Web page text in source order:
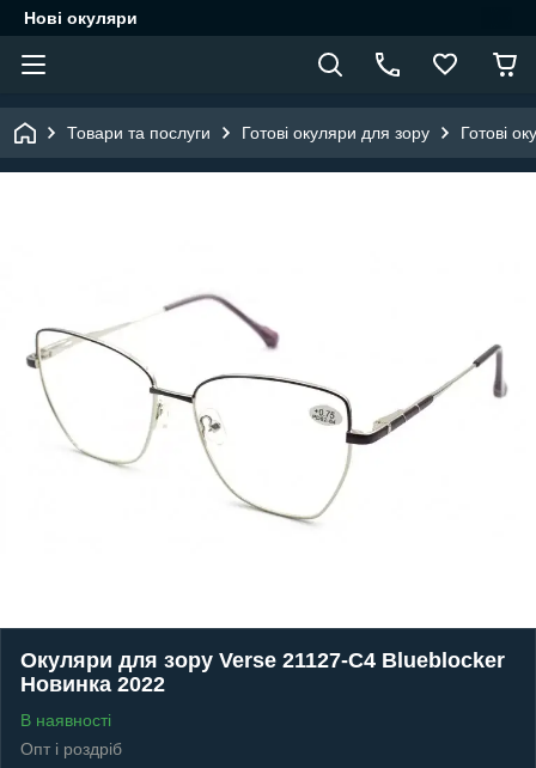
Нові окуляри
Товари та послуги Готові окуляри для зору Готові
Окуляри для зору Verse 21127-C4 Blueblocker
Новинка 2022
В наявності
Опт і роздріб